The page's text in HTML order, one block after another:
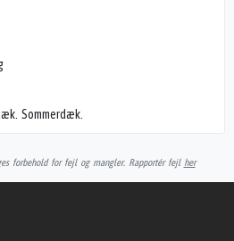
Sommerdæk.
forbehold for fejl og mangler. Rapportér fejl her